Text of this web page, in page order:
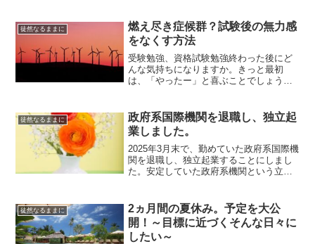
徒然なるままに
燃え尽き症候群？試験後の無力感
をなくす方法
受験勉強、資格試験勉強終わった後にど
んな気持ちになりますか。きっと最初
は、「やったー」と喜ぶことでしょう。
ていた時間を遊びに使っていること。打
ち込むことがなくなったこと...
徒然なるままに
政府系国際機関を退職し、独立起
業しました。
2025年3月末で、勤めていた政府系国際機
関を退職し、独立起業することにしまし
た。安定していた政府系機関という立場
2025年3月末をもって、約2年間勤めた公
的機関を退職...
徒然なるままに
2ヵ月間の夏休み。予定を大公
開！～目標に近づくそんな日々に
したい～